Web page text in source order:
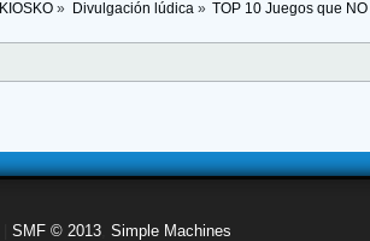
KIOSKO» Divulgación lúdica» TOP 10 Juegos que
SMF © 2013 Simple Machines